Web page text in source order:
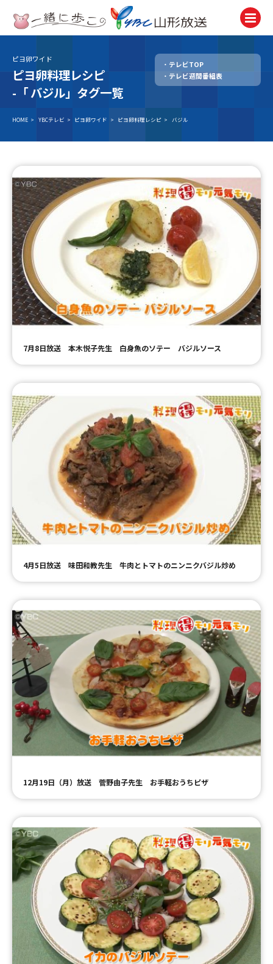
テレビ
TV
ニュース
アナウンサー
Announcer
イベント
試写会・プレゼント
Present
ＹＢＣオンデマンド
ピヨ卵ワイド
ピヨ卵料理レシピ
-「バジル」タグ一覧
テレビTOP
テレビ週間番組表
HOME > YBCテレビ > ピヨ卵ワイド > ピヨ卵料理レシピ > バジル
7月8日放送 本木悦子先生 白身魚のソテー バジルソース
4月5日放送 味田和教先生 牛肉とトマトのニンニクバジル炒め
12月19日（月）放送 菅野由子先生 お手軽おうちピザ